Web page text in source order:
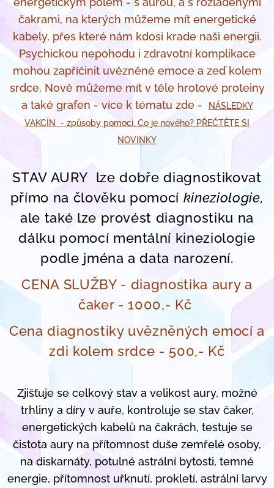
čakrami, na kterých můžeme mít energetické
kabely, přes které nám kdosi krade naši energii.
Psychickou nepohodu i zdravotní komplikace
mohou zapříčinit uvězněné emoce a zeď kolem
srdce. Nově můžeme mít v těle hrotové proteiny
a také grafen - více k tématu zde -
NÁSLEDKY
VAKCÍN - způsoby pomoci. Co je nového? PŘEČTĚTE SI
NOVINKY
STAV AURY lze dobře diagnostikovat
přímo na člověku pomocí kineziologie,
ale také lze provést diagnostiku na
dálku pomocí mentální kineziologie
podle jména a data narození.
CENA SLUŽBY - diagnostika aury a
čaker - 1000,- Kč
Cena diagnostiky uvězněných emocí a
zdi kolem srdce - 500,- Kč
Zjišťuje se celkový stav a velikost aury, možné
trhliny a díry v auře, kontroluje se stav čaker,
energetických kabelů na čakrách, testuje se
čistota aury na přítomnost duše zemřelé osoby,
na diskarnáty, potulné astrální bytosti, temné
energie, přítomnost uřknutí, prokletí, astrální larvy